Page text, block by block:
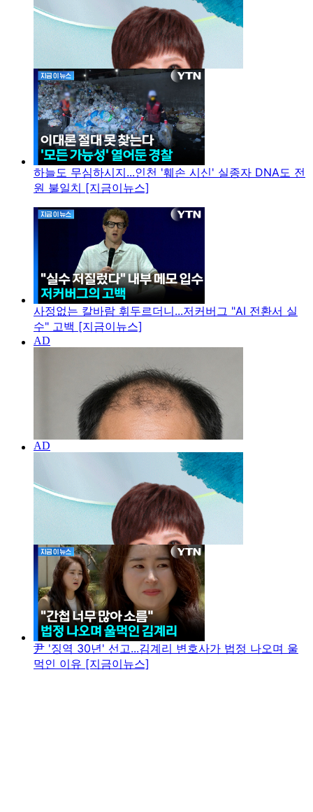
하늘도 무심하시지...인천 '훼손 시신' 실종자 DNA도 전
원 불일치 [지금이뉴스]
사정없는 칼바람 휘두르더니...저커버그 "AI 전환서 실
수" 고백 [지금이뉴스]
尹 '징역 30년' 선고...김계리 변호사가 법정 나오며 울
먹인 이유 [지금이뉴스]